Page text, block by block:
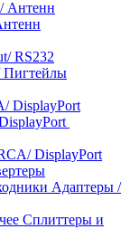
RS232
Пигтейлы
DisplayPort
Адаптеры /
Сплиттеры и